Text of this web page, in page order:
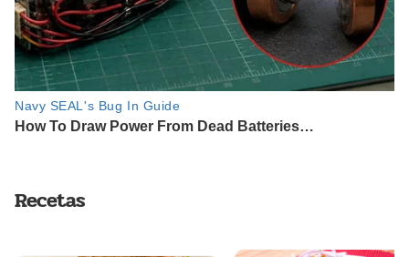
Recetas